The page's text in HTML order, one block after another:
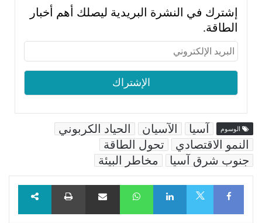
إشترك في النشرة البريدية ليصلك أهم أخبار
الطاقة.
الوسوم آسيا الآسيان
الحياد الكربوني
النمو الاقتصادي
تحول الطاقة
جنوب شرق آسيا
مخاطر البيئة
Facebook
LinkedIn
WhatsAppمشاركة عبر البريد طباعة